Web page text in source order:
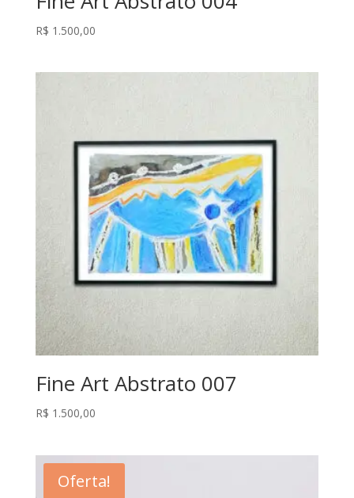
R$ 1.500,00
Fine Art Abstrato 007
R$ 1.500,00
Oferta!